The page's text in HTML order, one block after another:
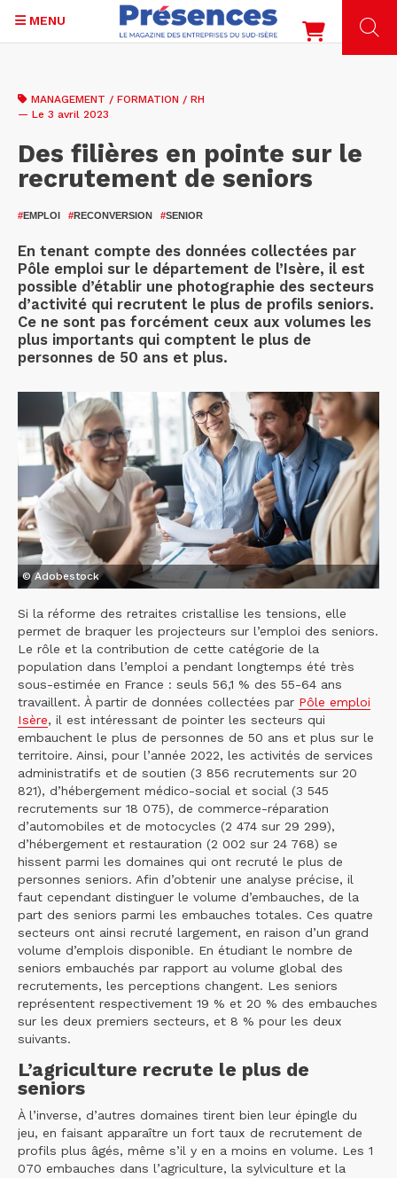
contenu
MENU
MANAGEMENT / FORMATION / RH
— Le 3 avril 2023
Des filières en pointe sur le
recrutement de seniors
#EMPLOI #RECONVERSION #SENIOR
En tenant compte des données collectées par
Pôle emploi sur le département de l’Isère, il est
possible d’établir une photographie des secteurs
d’activité qui recrutent le plus de profils seniors.
Ce ne sont pas forcément ceux aux volumes les
plus importants qui comptent le plus de
personnes de 50 ans et plus.
© Adobestock
Si la réforme des retraites cristallise les tensions, elle
permet de braquer les projecteurs sur l’emploi des seniors.
Le rôle et la contribution de cette catégorie de la
population dans l’emploi a pendant longtemps été très
sous-estimée en France : seuls 56,1 % des 55-64 ans
travaillent. À partir de données collectées par Pôle emploi
Isère, il est intéressant de pointer les secteurs qui
embauchent le plus de personnes de 50 ans et plus sur le
territoire. Ainsi, pour l’année 2022, les activités de services
administratifs et de soutien (3 856 recrutements sur 20
821), d’hébergement médico-social et social (3 545
recrutements sur 18 075), de commerce-réparation
d’automobiles et de motocycles (2 474 sur 29 299),
d’hébergement et restauration (2 002 sur 24 768) se
hissent parmi les domaines qui ont recruté le plus de
personnes seniors. Afin d’obtenir une analyse précise, il
faut cependant distinguer le volume d’embauches, de la
part des seniors parmi les embauches totales. Ces quatre
secteurs ont ainsi recruté largement, en raison d’un grand
volume d’emplois disponible. En étudiant le nombre de
seniors embauchés par rapport au volume global des
recrutements, les perceptions changent. Les seniors
représentent respectivement 19 % et 20 % des embauches
sur les deux premiers secteurs, et 8 % pour les deux
suivants.
L’agriculture recrute le plus de
seniors
À l’inverse, d’autres domaines tirent bien leur épingle du
jeu, en faisant apparaître un fort taux de recrutement de
profils plus âgés, même s’il y en a moins en volume. Les 1
070 embauches dans l’agriculture, la sylviculture et la